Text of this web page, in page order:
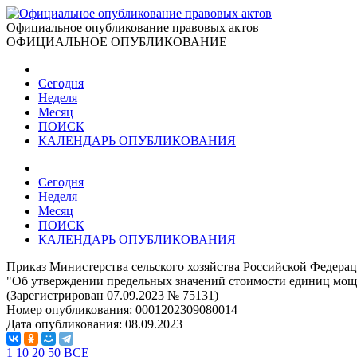
Официальное опубликование правовых актов
ОФИЦИАЛЬНОЕ ОПУБЛИКОВАНИЕ
Сегодня
Неделя
Месяц
ПОИСК
КАЛЕНДАРЬ ОПУБЛИКОВАНИЯ
Сегодня
Неделя
Месяц
ПОИСК
КАЛЕНДАРЬ ОПУБЛИКОВАНИЯ
Приказ Министерства сельского хозяйства Российской
"Об утверждении предельных значений стоимости единиц
(Зарегистрирован 07.09.2023 № 75131)
Номер опубликования: 0001202309080014
Дата опубликования: 08.09.2023
1 10 20 50 ВСЕ